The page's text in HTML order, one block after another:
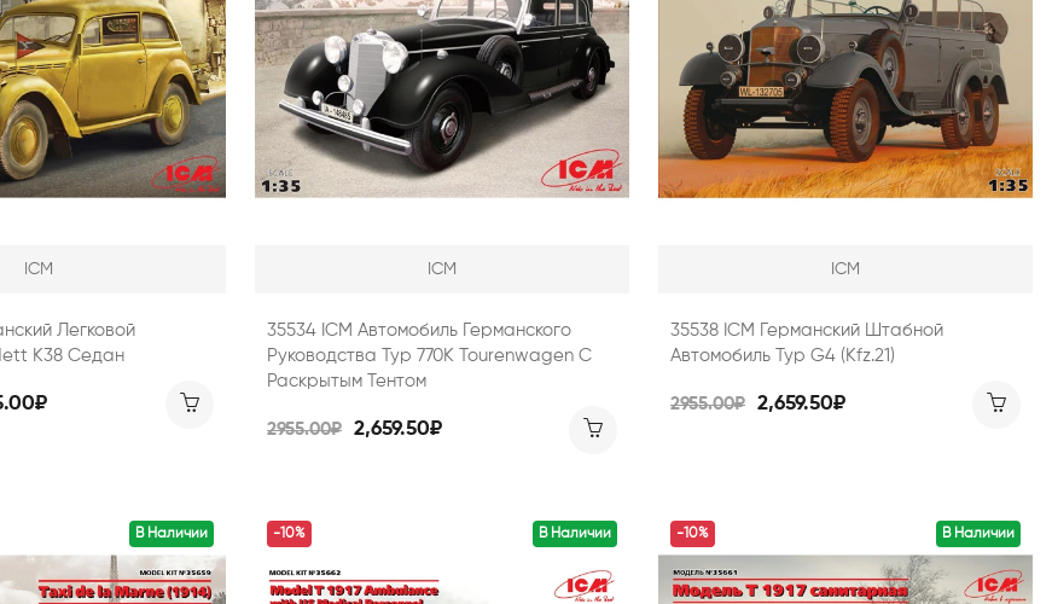
ICM
Легковой
K38 Седан
ICM
35534 ICM Автомобиль Германского
Руководства Typ 770K Tourenwagen С
Раскрытым Тентом
2955.00₽ 2,659.50₽
ICM
35538 ICM Германский Штабной
Автомобиль Typ G4 (Kfz.21)
2955.00₽ 2,659.50₽
В Наличии В Наличии
-10% В Наличии
-10%